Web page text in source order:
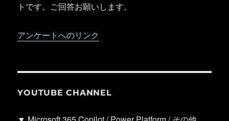
トです。ご回答お願いします。
アンケートへのリンク
YOUTUBE CHANNEL